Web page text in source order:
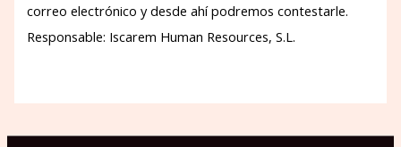
correo electrónico y desde ahí podremos contestarle.
Responsable: Iscarem Human Resources, S.L.
o